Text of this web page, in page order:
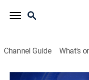
Channel Guide What's